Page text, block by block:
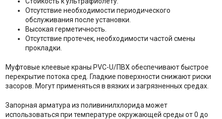
Отсутствие необходимости периодического
обслуживания после установки.
Высокая герметичность.
Отсутствие протечек, необходимости частой смены
прокладки.
Муфтовые клеевые краны PVC-U/ПВХ обеспечивают быстрое
перекрытие потока сред. Гладкие поверхности снижают риски
засоров. Могут применяться в вязких и загрязненных средах.
Запорная арматура из поливинилхлорида может
использоваться при температуре окружающей среды от 0 до